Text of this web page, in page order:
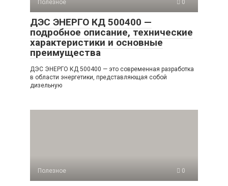
Полезное 0
ДЭС ЭНЕРГО КД 500400 —
подробное описание, технические
характеристики и основные
преимущества
ДЭС ЭНЕРГО КД 500400 — это современная разработка
в области энергетики, представляющая собой
дизельную
Полезное 0